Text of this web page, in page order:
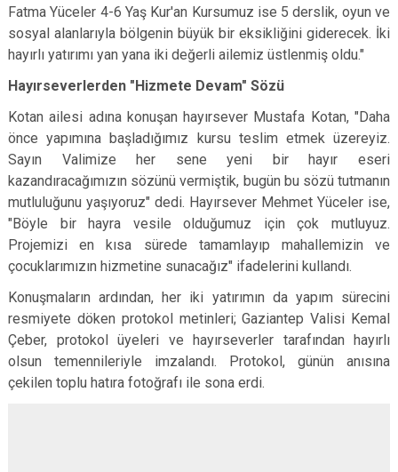
Fatma Yüceler 4-6 Yaş Kur'an Kursumuz ise 5 derslik, oyun ve
sosyal alanlarıyla bölgenin büyük bir eksikliğini giderecek. İki
hayırlı yatırımı yan yana iki değerli ailemiz üstlenmiş oldu."
Hayırseverlerden "Hizmete Devam" Sözü
Kotan ailesi adına konuşan hayırsever Mustafa Kotan, "Daha
önce yapımına başladığımız kursu teslim etmek üzereyiz.
Sayın Valimize her sene yeni bir hayır eseri
kazandıracağımızın sözünü vermiştik, bugün bu sözü tutmanın
mutluluğunu yaşıyoruz" dedi. Hayırsever Mehmet Yüceler ise,
"Böyle bir hayra vesile olduğumuz için çok mutluyuz.
Projemizi en kısa sürede tamamlayıp mahallemizin ve
çocuklarımızın hizmetine sunacağız" ifadelerini kullandı.
Konuşmaların ardından, her iki yatırımın da yapım sürecini
resmiyete döken protokol metinleri; Gaziantep Valisi Kemal
Çeber, protokol üyeleri ve hayırseverler tarafından hayırlı
olsun temennileriyle imzalandı. Protokol, günün anısına
çekilen toplu hatıra fotoğrafı ile sona erdi.